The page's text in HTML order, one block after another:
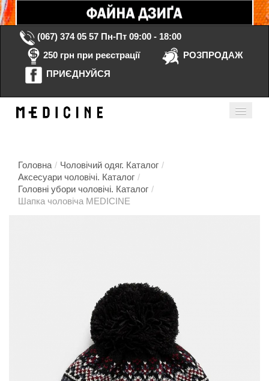
(067) 374 05 57 Пн-Пт 09:00 - 18:00
250 грн при реєстрації
РОЗПРОДАЖ
ПРИЄДНУЙСЯ
Головна
Головна / Чоловічий одяг. Каталог /
Аксесуари чоловічі. Каталог /
Головні убори чоловічі. Каталог /
Шапка чоловіча MEDICINE